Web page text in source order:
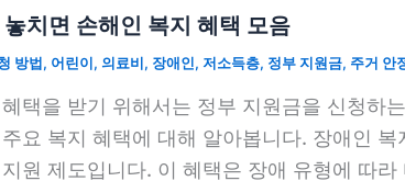
치면 손해인 복지 혜택 모음
방법, 어린이, 의료비, 장애인, 저소득층, 정부 지원금, 주거 안
택을 받기 위해서는 정부 지원금을 신청하
요 복지 혜택에 대해 알아봅니다. 장애인
원 제도입니다. 이 혜택은 장애 유형에 따